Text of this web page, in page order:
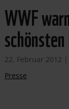
WWF
22. Februar 2012 |
Presse